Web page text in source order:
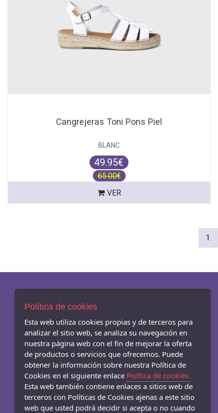
Cangrejeras Toni Pons Piel
BLANC
49.95€
65.00€
VER
1
AVISO LEGAL
POLÍTICA DE COOKIES
ENVÍOS Y DEVOLUCIONES
- Carrer Mar 54-56, Badalona - 08911 (Barcelona)
933845003
Política de cookies
Esta web utiliza cookies propias y de terceros para
analizar el sitio web, se analiza su navegación en
nuestra página web con el fin de mejorar la oferta
de productos o servicios que ofrecemos. Puede
obtener la información sobre nuestra Política de
Cookies en el siguiente enlace Política de cookies.
Esta web también contiene enlaces a sitios web de
terceros con Políticas de Cookies ajenas a este sitio
web que usted podrá decidir si acepta o no cuando